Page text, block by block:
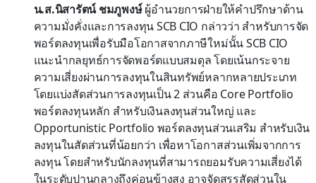
น.ส.นิสารัตน์ ชมภูพงษ์ผู้อำนวยการฝ่ายให้คำปรึกษาด้าน
ความมั่งคั่งและการลงทุน SCB CIO กล่าวว่า สำหรับการจัด
พอร์ตลงทุนเพื่อรับมือโอกาสจากภาษีใหม่นั้น SCB CIO
แนะนำกลยุทธ์การจัดพอร์ตแบบสมดุล โดยเน้นกระจาย
ความเสี่ยงผ่านการลงทุนในสินทรัพย์หลากหลายประเภท
โดยแบ่งสัดส่วนการลงทุนเป็น 2 ส่วนคือ Core Portfolio
พอร์ตลงทุนหลัก สำหรับเงินลงทุนส่วนใหญ่ และ
Opportunistic Portfolio พอร์ตลงทุนส่วนเสริม สำหรับเงิน
ลงทุนในสัดส่วนที่น้อยกว่า เพื่อหาโอกาสส่วนเพิ่มจากการ
ลงทุน โดยสำหรับนักลงทุนที่สามารถยอมรับความเสี่ยงได้
ในระดับปานกลางถึงค่อนข้างสูง อาจจัดสรรสัดส่วนใน